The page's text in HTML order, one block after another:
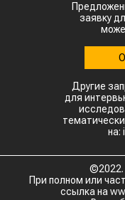
заявку
Другие
для
на:
©2022.
При полном или
ссылка на